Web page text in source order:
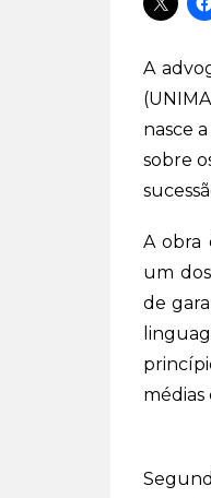
A
nasce
sobre
A obra
um
de